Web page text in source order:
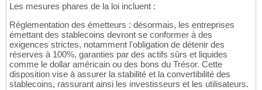
Les mesures phares de la loi incluent :
Réglementation des émetteurs : désormais, les entreprises
émettant des stablecoins devront se conformer à des
exigences strictes, notamment l'obligation de détenir des
réserves à 100%, garanties par des actifs sûrs et liquides
comme le dollar américain ou des bons du Trésor. Cette
disposition vise à assurer la stabilité et la convertibilité des
stablecoins, rassurant ainsi les investisseurs et les utilisateurs.